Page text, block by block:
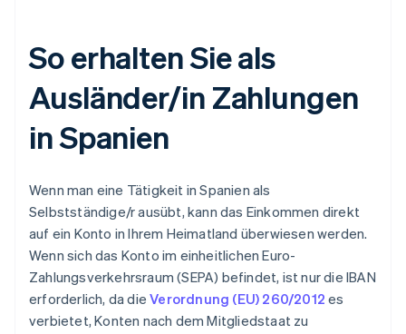
So erhalten Sie als
Ausländer/in Zahlungen
in Spanien
Wenn man eine Tätigkeit in Spanien als
Selbstständige/r ausübt, kann das Einkommen direkt
auf ein Konto in Ihrem Heimatland überwiesen werden.
Wenn sich das Konto im einheitlichen Euro-
Zahlungsverkehrsraum (SEPA) befindet, ist nur die IBAN
erforderlich, da dieVerordnung (EU) 260/2012 es
verbietet, Konten nach dem Mitgliedstaat zu